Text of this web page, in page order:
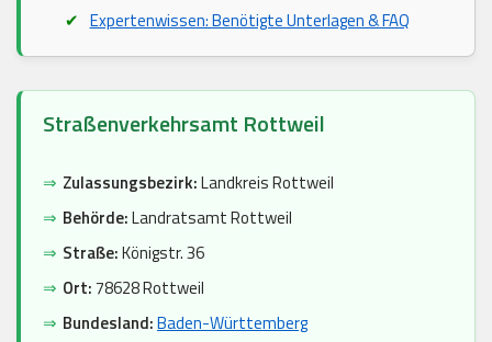
Expertenwissen: Benötigte Unterlagen & FAQ
Straßenverkehrsamt Rottweil
⇒ Zulassungsbezirk:Landkreis Rottweil
⇒ Behörde:Landratsamt Rottweil
⇒ Straße:Königstr. 36
⇒ Ort:78628 Rottweil
⇒ Bundesland:Baden-Württemberg